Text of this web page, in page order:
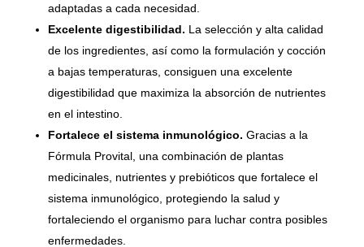
adaptadas a cada necesidad.
Excelente digestibilidad. La selección y alta calidad
de los ingredientes, así como la formulación y cocción
a bajas temperaturas, consiguen una excelente
digestibilidad que maximiza la absorción de nutrientes
en el intestino.
Fortalece el sistema inmunológico. Gracias a la
Fórmula Provital, una combinación de plantas
medicinales, nutrientes y prebióticos que fortalece el
sistema inmunológico, protegiendo la salud y
fortaleciendo el organismo para luchar contra posibles
enfermedades.